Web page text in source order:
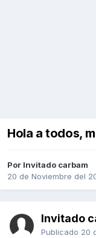
Hola a todos,
Por Invitado carbam
20 de Noviembre del
Invitado
Publicado 20